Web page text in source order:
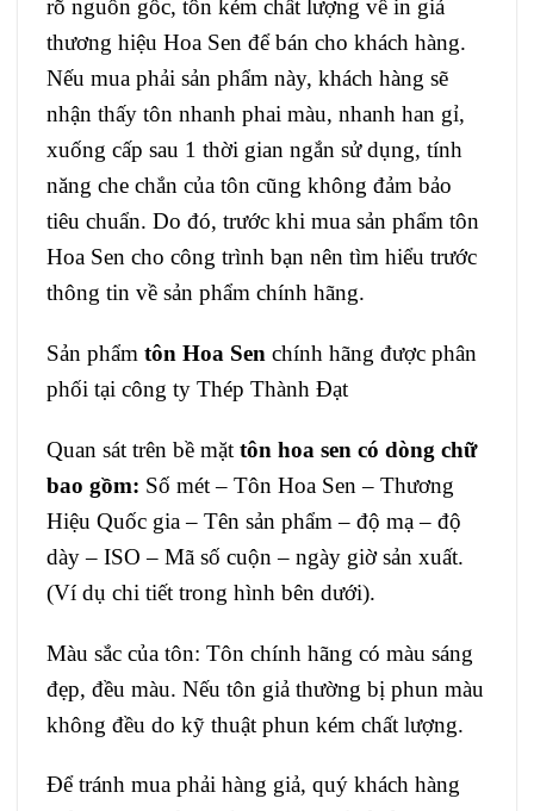
rõ nguồn gốc, tôn kém chất lượng về in giả
thương hiệu Hoa Sen để bán cho khách hàng.
Nếu mua phải sản phẩm này, khách hàng sẽ
nhận thấy tôn nhanh phai màu, nhanh han gỉ,
xuống cấp sau 1 thời gian ngắn sử dụng, tính
năng che chắn của tôn cũng không đảm bảo
tiêu chuẩn. Do đó, trước khi mua sản phẩm tôn
Hoa Sen cho công trình bạn nên tìm hiểu trước
thông tin về sản phẩm chính hãng.
Sản phẩm tôn Hoa Sen chính hãng được phân
phối tại công ty Thép Thành Đạt
Quan sát trên bề mặt tôn hoa sen có dòng chữ
bao gồm: Số mét – Tôn Hoa Sen – Thương
Hiệu Quốc gia – Tên sản phẩm – độ mạ – độ
dày – ISO – Mã số cuộn – ngày giờ sản xuất.
(Ví dụ chi tiết trong hình bên dưới).
Màu sắc của tôn: Tôn chính hãng có màu sáng
đẹp, đều màu. Nếu tôn giả thường bị phun màu
không đều do kỹ thuật phun kém chất lượng.
Để tránh mua phải hàng giả, quý khách hàng